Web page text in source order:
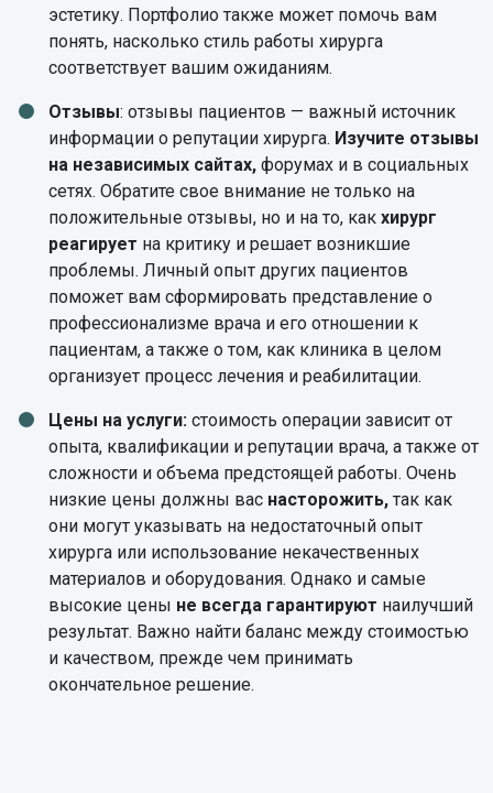
эстетику. Портфолио также может помочь вам
понять, насколько стиль работы хирурга
соответствует вашим ожиданиям.
Отзывы: отзывы пациентов — важный источник
информации о репутации хирурга. Изучите отзывы
на независимых сайтах, форумах и в социальных
сетях. Обратите свое внимание не только на
положительные отзывы, но и на то, как хирург
реагирует на критику и решает возникшие
проблемы. Личный опыт других пациентов
поможет вам сформировать представление о
профессионализме врача и его отношении к
пациентам, а также о том, как клиника в целом
организует процесс лечения и реабилитации.
Цены на услуги: стоимость операции зависит от
опыта, квалификации и репутации врача, а также от
сложности и объема предстоящей работы. Очень
низкие цены должны вас насторожить, так как
они могут указывать на недостаточный опыт
хирурга или использование некачественных
материалов и оборудования. Однако и самые
высокие цены не всегда гарантируют наилучший
результат. Важно найти баланс между стоимостью
и качеством, прежде чем принимать
окончательное решение.